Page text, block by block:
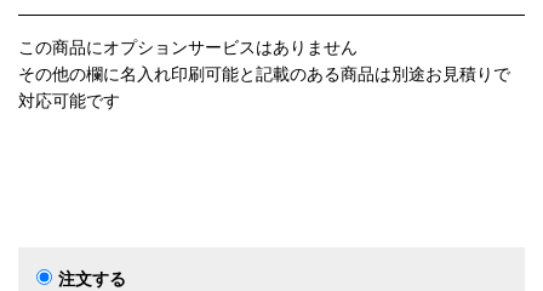
この商品にオプションサービスはありません
その他の欄に名入れ印刷可能と記載のある商品は別途お見積りで
対応可能です
注文する